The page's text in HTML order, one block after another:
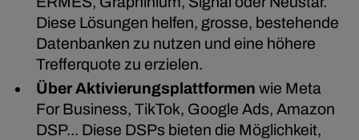
Diese Lösungen helfen, grosse, bestehende
Datenbanken zu nutzen und eine höhere
Trefferquote zu erzielen.
Über Aktivierungsplattformen wie Meta
For Business, TikTok, Google Ads, Amazon
DSP... Diese DSPs bieten die Möglichkeit,